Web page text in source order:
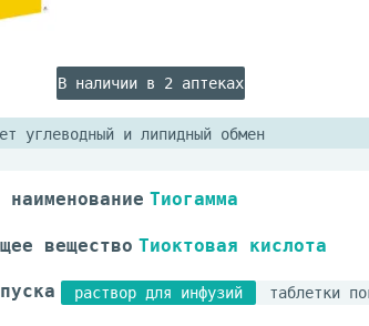
В наличии в 2 аптеках
углеводный и липидный обмен
наименование Тиогамма
вещество Тиоктовая кислота
раствор для инфузий таблетки